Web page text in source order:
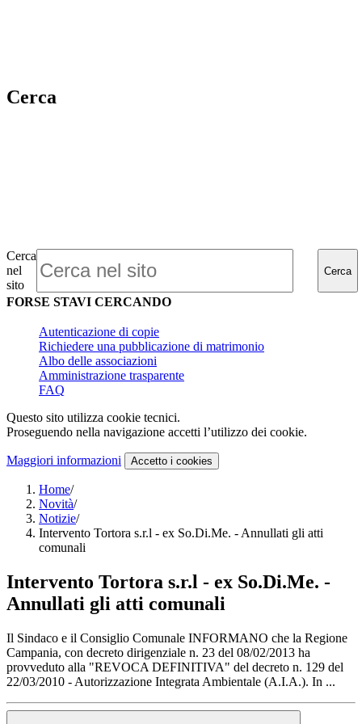
Cerca
Cerca
nel
sito
Cerca
FORSE STAVI CERCANDO
Autenticazione di copie
Richiedere una pubblicazione di matrimonio
Albo delle associazioni
Amministrazione trasparente
FAQ
Questo sito utilizza cookie tecnici.
Proseguendo nella navigazione accetti l’utilizzo dei cookie.
Maggiori informazioni Accetto i cookies
Home/
Novità/
Notizie/
Intervento Tortora s.r.l - ex So.Di.Me. - Annullati gli atti
comunali
Intervento Tortora s.r.l - ex So.Di.Me. -
Annullati gli atti comunali
Il Sindaco e il Consiglio Comunale INFORMANO che la Regione
Campania, con decreto dirigenziale n. 23 del 08/02/2013 ha
provveduto alla "REVOCA DEFINITIVA" del decreto n. 129 del
22/03/2010 - Autorizzazione Integrata Ambientale (A.I.A.). In ...